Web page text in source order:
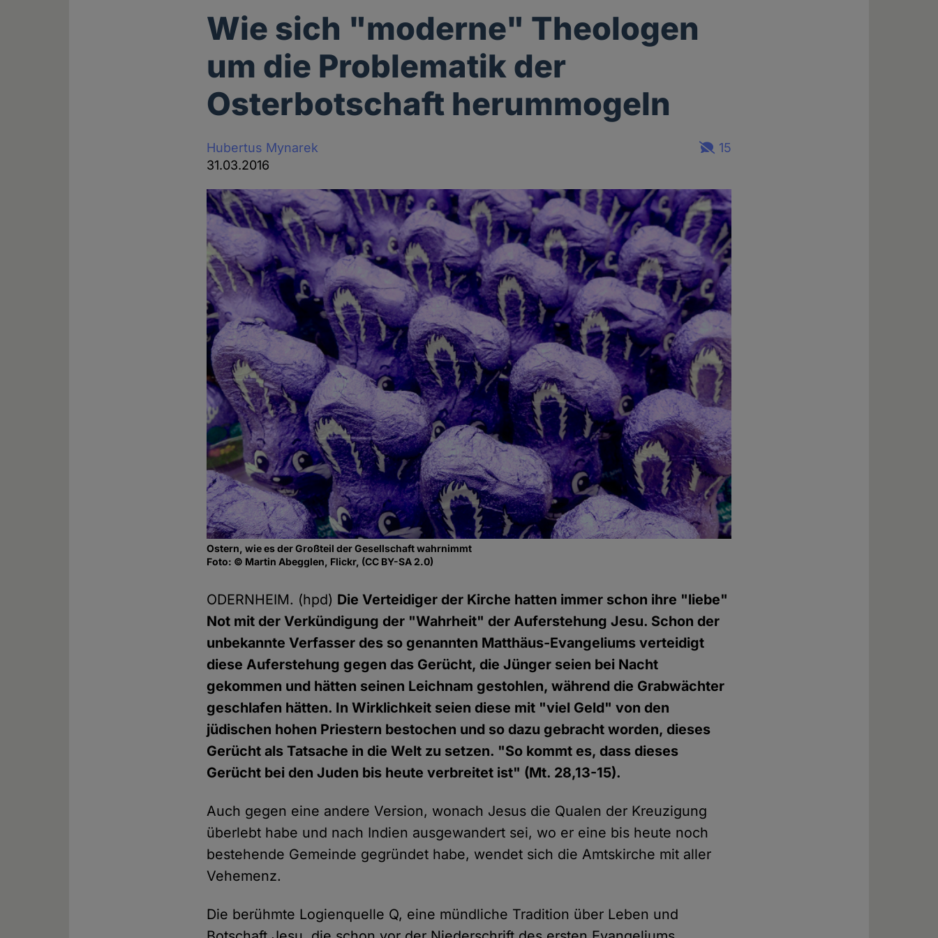
Wie sich "moderne" Theologen
um die Problematik der
Osterbotschaft herummogeln
Hubertus Mynarek
31.03.2016
15
Ostern, wie es der Großteil der Gesellschaft wahrnimmt
Foto: © Martin Abegglen, Flickr, (CC BY-SA 2.0)
ODERNHEIM. (hpd) Die Verteidiger der Kirche hatten immer schon ihre "liebe"
Not mit der Verkündigung der "Wahrheit" der Auferstehung Jesu. Schon der
unbekannte Verfasser des so genannten Matthäus-Evangeliums verteidigt
diese Auferstehung gegen das Gerücht, die Jünger seien bei Nacht
gekommen und hätten seinen Leichnam gestohlen, während die Grabwächter
geschlafen hätten. In Wirklichkeit seien diese mit "viel Geld" von den
jüdischen hohen Priestern bestochen und so dazu gebracht worden, dieses
Gerücht als Tatsache in die Welt zu setzen. "So kommt es, dass dieses
Gerücht bei den Juden bis heute verbreitet ist" (Mt. 28,13-15).
Auch gegen eine andere Version, wonach Jesus die Qualen der Kreuzigung
überlebt habe und nach Indien ausgewandert sei, wo er eine bis heute noch
bestehende Gemeinde gegründet habe, wendet sich die Amtskirche mit aller
Vehemenz.
Die berühmte Logienquelle Q, eine mündliche Tradition über Leben und